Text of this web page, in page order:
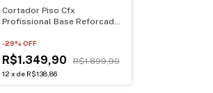
Cortador Piso Cfx
Profissional Base Reforcada
-29% OFF
R$1.349,90 R$1.899,90
12 x de R$138,86